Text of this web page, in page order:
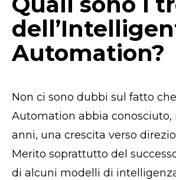
Automation?
Non ci sono dubbi sul fatto
Automation abbia
anni, una crescita verso
Merito soprattutto del
di alcuni modelli di